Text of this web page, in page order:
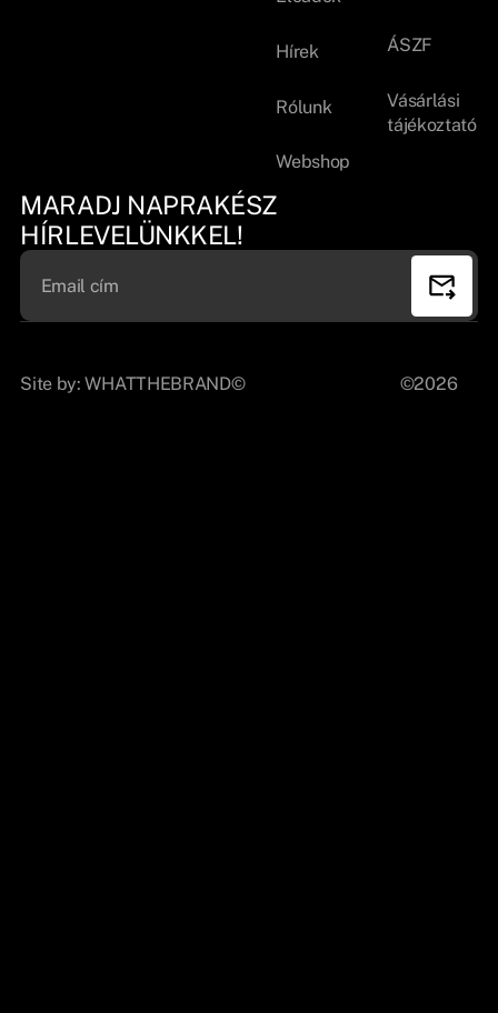
Hírek
Rólunk
Webshop
ÁSZF
Vásárlási
tájékoztató
MARADJ NAPRAKÉSZ
HÍRLEVELÜNKKEL!
Site by:WHATTHEBRAND© ©2026